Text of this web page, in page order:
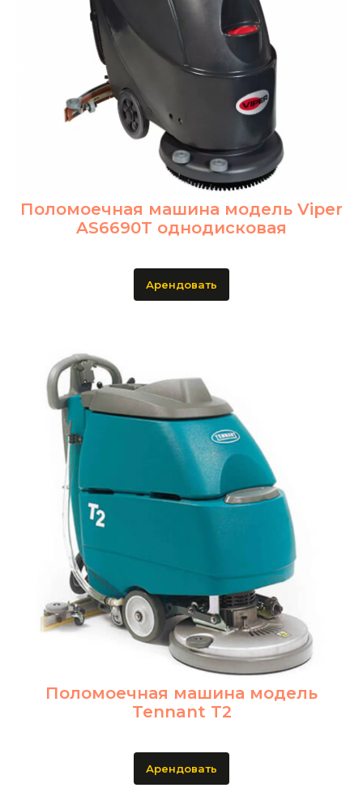
Поломоечная машина модель Viper
AS6690T однодисковая
Арендовать
Поломоечная машина модель
Tennant T2
Арендовать